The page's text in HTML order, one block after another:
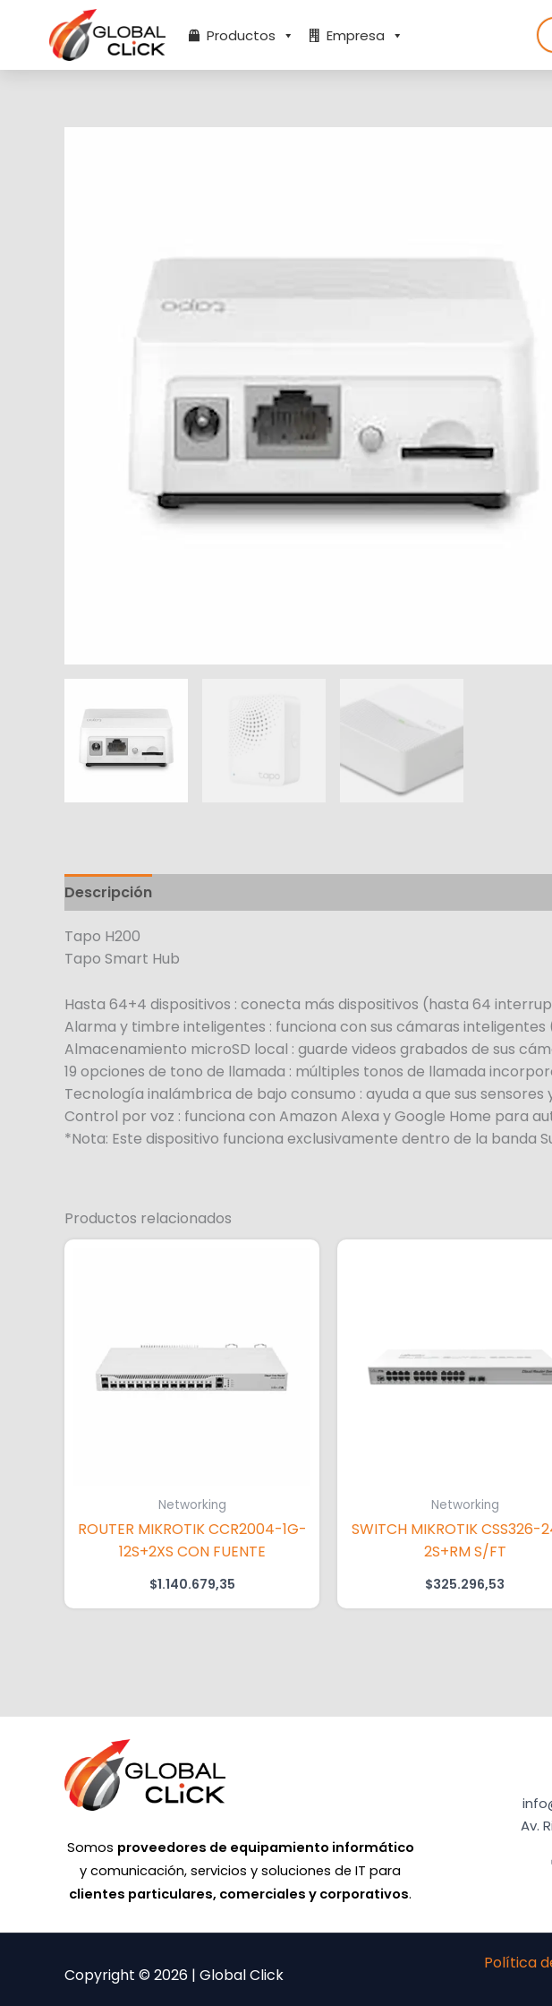
contenido
Productos Empresa
Descripción
Tapo H200
Tapo Smart Hub
Hasta 64+4 dispositivos : conecta más dispositivos (hasta 64
Alarma y timbre inteligentes : funciona con sus cámaras
Almacenamiento microSD local : guarde videos grabados de sus
19 opciones de tono de llamada : múltiples tonos de llamada
Tecnología inalámbrica de bajo consumo : ayuda a que sus
Control por voz : funciona con Amazon Alexa y Google Home para
*Nota: Este dispositivo funciona exclusivamente dentro de la banda
Productos relacionados
Networking
ROUTER MIKROTIK CCR2004-1G-
12S+2XS CON FUENTE
$1.140.679,35
Networking
SWITCH MIKROTIK CSS326-
2S+RM S/FT
$325.296,53
Somos proveedores de equipamiento informático
y comunicación, servicios y soluciones de IT para
clientes particulares, comerciales y corporativos.
Av.
Copyright © 2026 | Global Click
Política